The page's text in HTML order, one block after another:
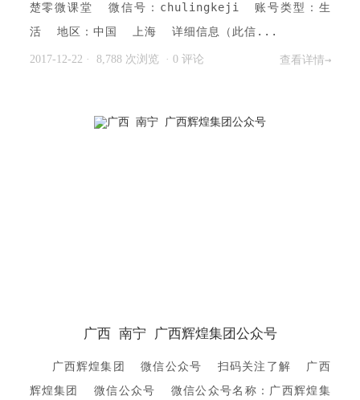
楚零微课堂 微信号：chulingkeji 账号类型：生
活 地区：中国 上海 详细信息（此信...
2017-12-22 · 8,788 次浏览 · 0 评论 查看详情→
广西 南宁 广西辉煌集团公众号
广西辉煌集团 微信公众号 扫码关注了解 广西
辉煌集团 微信公众号 微信公众号名称：广西辉煌集